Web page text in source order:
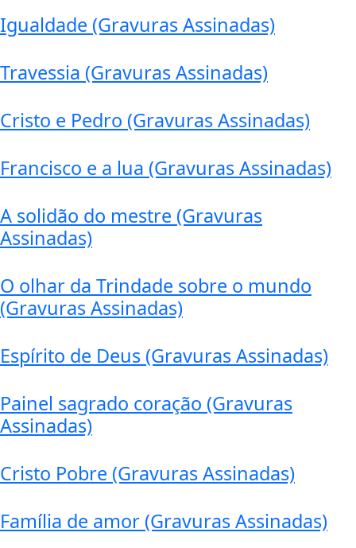
Igualdade (Gravuras Assinadas)
Travessia (Gravuras Assinadas)
Cristo e Pedro (Gravuras Assinadas)
Francisco e a lua (Gravuras Assinadas)
A solidão do mestre (Gravuras
Assinadas)
O olhar da Trindade sobre o mundo
(Gravuras Assinadas)
Espírito de Deus (Gravuras Assinadas)
Painel sagrado coração (Gravuras
Assinadas)
Cristo Pobre (Gravuras Assinadas)
Família de amor (Gravuras Assinadas)